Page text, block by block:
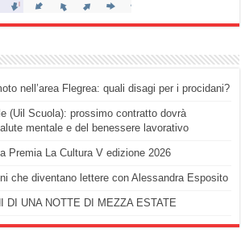
nell’area Flegrea: quali disagi per i procidani?
(Uil Scuola): prossimo contratto dovrà
mentale e del benessere lavorativo
Premia La Cultura V edizione 2026
che diventano lettere con Alessandra Esposito
DI UNA NOTTE DI MEZZA ESTATE